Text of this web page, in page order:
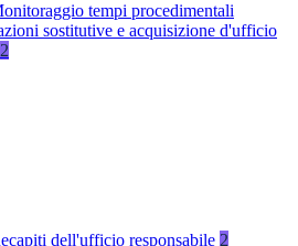
tempi procedimentali
sostitutive e acquisizione d'ufficio
2
dell'ufficio responsabile 2